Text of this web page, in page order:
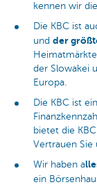
kennen wir
Die KBC ist
und der
der Slowakei
Europa.
Die KBC ist ein
bietet die
Vertrauen Sie
Wir haben a
ein